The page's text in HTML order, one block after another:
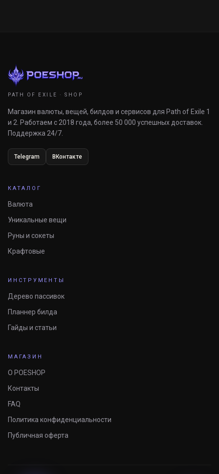
PATH OF EXILE · SHOP
Магазин валюты, вещей, билдов и сервисов для Path of Exile 1
и 2. Работаем с 2018 года, более 50 000 успешных доставок.
Поддержка 24/7.
Telegram ВКонтакте
КАТАЛОГ
Валюта
Уникальные вещи
Руны и сокеты
Крафтовые
ИНСТРУМЕНТЫ
Дерево пассивок
Планнер билда
Гайды и статьи
МАГАЗИН
О POESHOP
Контакты
FAQ
Политика конфиденциальности
Публичная оферта